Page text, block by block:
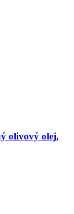
olivový olej,